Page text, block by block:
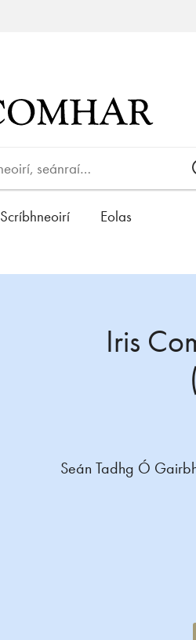
Scríbhneoirí Eolas
Iris
Seán Tadhg Ó